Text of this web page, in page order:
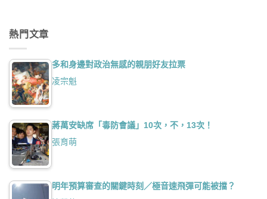
熱門文章
多和身邊對政治無感的親朋好友拉票
凌宗魁
蔣萬安缺席「毒防會議」10次，不，13次！
張育萌
明年預算審查的關鍵時刻／極音速飛彈可能被擋？